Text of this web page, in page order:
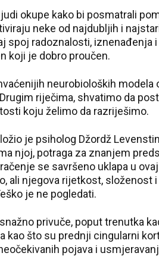
okupe kako bi posmatrali
neke od najdubljih i
spoj radoznalosti, iznenađenja
koji je dobro proučen.
neurobioloških
riječima, shvatimo da
koju želimo da razriješimo.
je psiholog Džordž
njoj, potraga za znanjem
se savršeno uklapa u
ali njegova rijetkost,
je ne pogledati.
privuče, poput trenutka
kao što su prednji cingularni
pojava i